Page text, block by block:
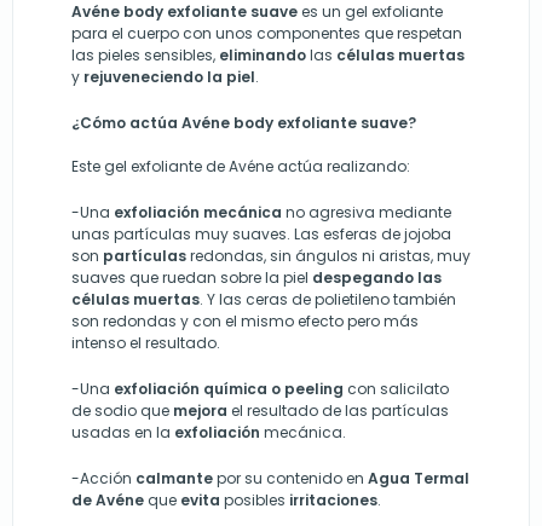
Avéne body exfoliante suavees un gel exfoliante
para el cuerpo con unos componentes que respetan
las pieles sensibles, eliminandolas células muertas
y rejuveneciendo la piel.
¿Cómo actúa Avéne body exfoliante suave?
Este gel exfoliante de Avéne actúa realizando:
-Una exfoliación mecánica no agresiva mediante
unas partículas muy suaves. Las esferas de jojoba
son partículasredondas, sin ángulos ni aristas, muy
suaves que ruedan sobre la piel despegando las
células muertas. Y las ceras de polietileno también
son redondas y con el mismo efecto pero más
intenso el resultado.
-Una exfoliación química o peeling con salicilato
de sodio que mejora el resultado de las partículas
usadas en la exfoliación mecánica.
-Acción calmantepor su contenido en Agua Termal
de Avéne que evita posibles irritaciones.